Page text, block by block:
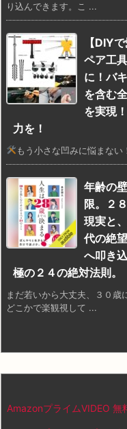
り込んできます。こ ...
【DIY
ペア工
に！バ
を含む
を実現
力を！
もう小さな凹みに悩まな
年齢の
限。２
現実と
代の絶
へ叩き
極の２４の絶対法則。
まだ若いから大丈夫、３０
どこかで楽観視して ...
AmazonプライムVIDEO 無